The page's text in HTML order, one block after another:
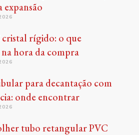
expansão
rígido: o que
hora da compra
para decantação com
onde encontrar
tubo retangular PVC